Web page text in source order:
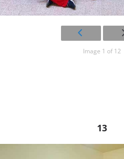
Image 1 of 12
13